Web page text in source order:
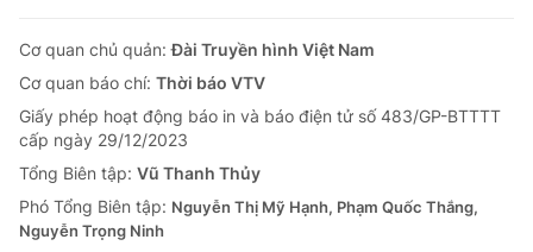
Cơ quan chủ quản:Đài Truyền hình Việt Nam
Cơ quan báo chí: Thời báo VTV
Giấy phép hoạt động báo in và báo điện tử số 483/GP-BTTTT
cấp ngày 29/12/2023
Tổng Biên tập: Vũ Thanh Thủy
Phó Tổng Biên tập: Nguyễn Thị Mỹ Hạnh, Phạm Quốc Thắng,
Nguyễn Trọng Ninh